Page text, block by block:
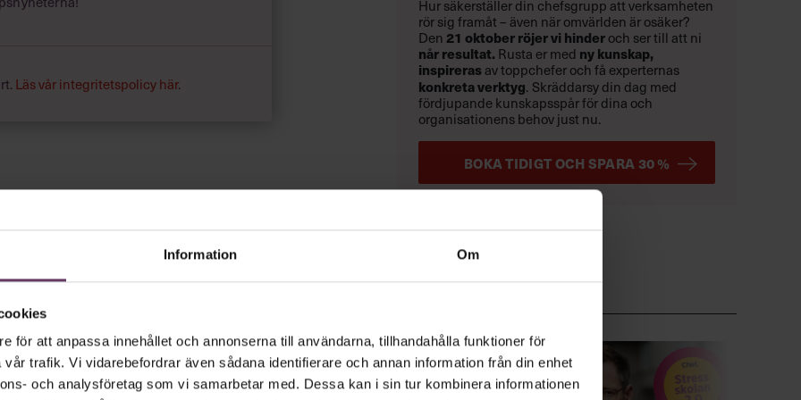
Information Om
för att anpassa innehållet och annonserna till användarna, tillhandahålla funktioner för
trafik. Vi vidarebefordrar även sådana identifierare och annan information från din enhet
och analysföretag som vi samarbetar med. Dessa kan i sin tur kombinera informationen
något man bara ska ta till i
Läs vår integritetspolicy här.
Hur säkerställer din chefsgrupp att verksamheten
rör sig framåt – även när omvärlden är osäker?
Den 21 oktoberröjer vi hinderoch ser till att ni
når resultat. Rusta er med ny kunskap,
inspirerasav toppchefer och få experternas
konkreta verktyg. Skräddarsy din dag med
fördjupande kunskapsspår för dina och
organisationens behov just nu.
BOKA TIDIGT OCH SPARA 30 %